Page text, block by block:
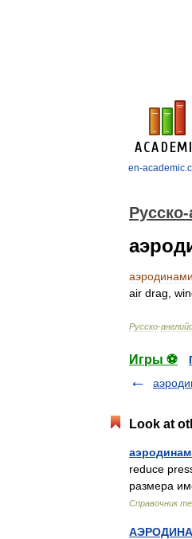
en-
air drag
Русско-
Игры ⚽
Look at
reduce
размера
Справочник